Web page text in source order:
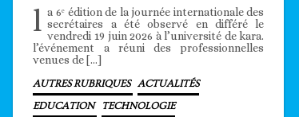
l a 6ᵉ édition de la journée internationale des
secrétaires a été observé en différé le
vendredi 19 juin 2026 à l’université de kara.
l’événement a réuni des professionnelles
venues de […]
AUTRES RUBRIQUES ACTUALITÉS
EDUCATION TECHNOLOGIE